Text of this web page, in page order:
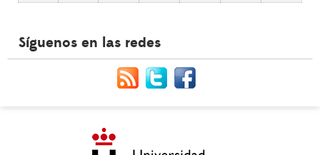
Síguenos en las redes